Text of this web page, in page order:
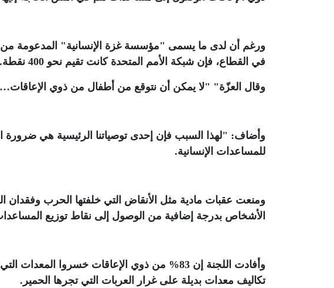
في القطاع، فإن شبكة الأمم المتحدة كانت تقيم نحو 400 نقطة
.
وقال العزّة" "لا يمكن أن نتوقع من أطفال من ذوي
وأضاف: "لهذا السبب فإن إحدى توصياتنا الرئيسية هي ضرورة
للمساعدات الإنسانية.
ومنعت عقبات مادية مثل الأنقاض التي خلفتها الحرب وفقدان
الأشخاص بدرجة إضافية من الوصول إلى نقاط توزيع
وأفادت اللجنة إن 83% من ذوي الإعاقات
تكاليف معدات بديلة على غرار العربات التي تجرها الحمير .